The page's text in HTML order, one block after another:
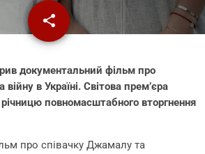
share
email
документальний фільм про
в Україні. Світова премʼєра
річницю повномасштабного вторгнення
про співачку Джамалу та